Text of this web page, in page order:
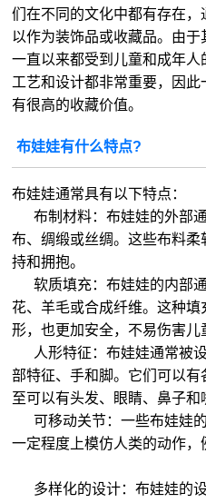
们在不同的文化中都有存在
以作为装饰品或收藏品。由
一直以来都受到儿童和成年
工艺和设计都非常重要，因
有很高的收藏价值。
布娃娃有什么特点?
布娃娃通常具有以下特点：
布制材料：布娃娃的外部
布、绸缎或丝绸。这些布料
持和拥抱。
软质填充：布娃娃的内部
花、羊毛或合成纤维。这种
形，也更加安全，不易伤
人形特征：布娃娃通常被
部特征、手和脚。它们可以
至可以有头发、眼睛、鼻子
可移动关节：一些布娃娃
一定程度上模仿人类的动作，
多样化的设计：布娃娃的设